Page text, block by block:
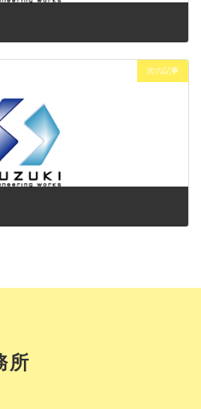
次の記事
所